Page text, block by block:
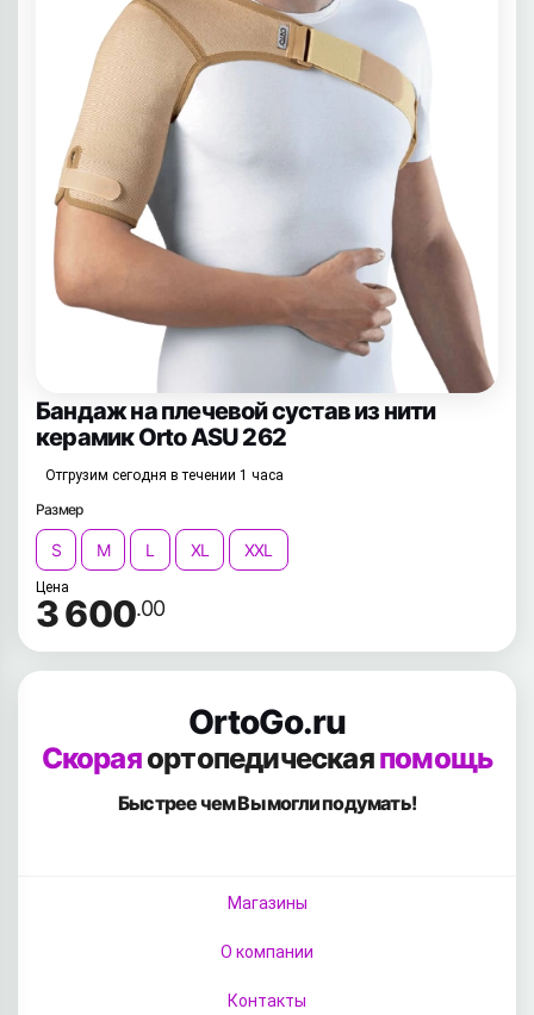
Бандаж на плечевой сустав из нити
керамик Orto ASU 262
Отгрузим сегодня в течении 1 часа
Размер
S M L XL XXL
Цена
3 600.00
OrtoGo.ru
Скораяортопедическаяпомощь
Быстрее чем Вымогли подумать!
Магазины
О компании
Контакты